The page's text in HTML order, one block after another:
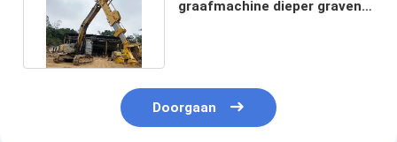
graafmachine dieper graven
Doorgaan